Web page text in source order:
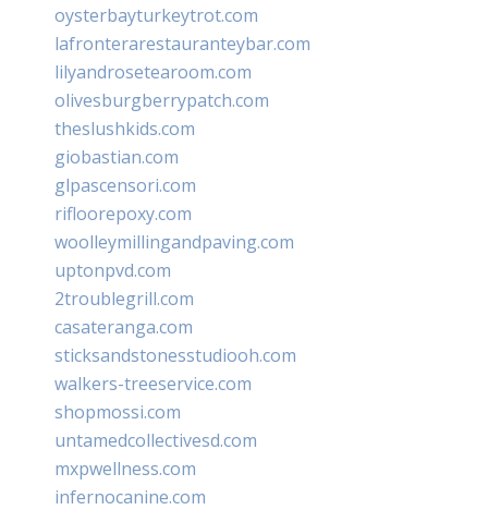
oysterbayturkeytrot.com
lafronterarestauranteybar.com
lilyandrosetearoom.com
olivesburgberrypatch.com
theslushkids.com
giobastian.com
glpascensori.com
rifloorepoxy.com
woolleymillingandpaving.com
uptonpvd.com
2troublegrill.com
casateranga.com
sticksandstonesstudiooh.com
walkers-treeservice.com
shopmossi.com
untamedcollectivesd.com
mxpwellness.com
infernocanine.com